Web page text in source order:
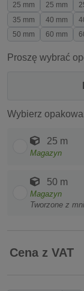
25 mm
25 mm
35 mm
40 mm
50 mm
60 mm
Proszę wybrać
Wybierz
25 m
Magazyn
50 m
Magazyn
Tworzone z
Cena z VAT